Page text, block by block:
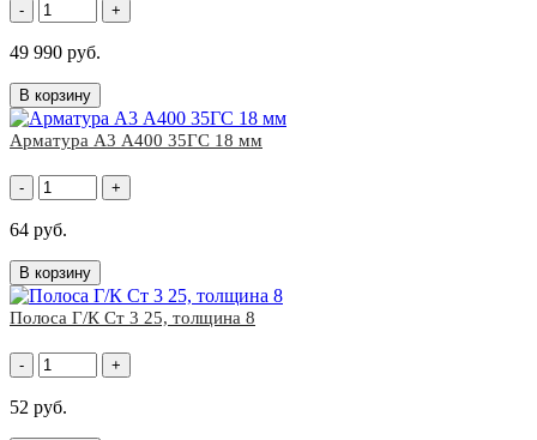
- +
49 990 руб.
В корзину
Арматура А3 А400 35ГС 18 мм
- +
64 руб.
В корзину
Полоса Г/К Ст 3 25, толщина 8
- +
52 руб.